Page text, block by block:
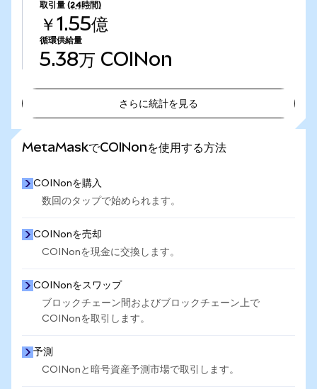
取引量 (24時間)
￥1.55億
循環供給量
5.38万 COINon
さらに統計を見る
MetaMaskでCOINonを使用する方法
COINonを購入
数回のタップで始められます。
COINonを売却
COINonを現金に交換します。
COINonをスワップ
ブロックチェーン間およびブロックチェーン上で
COINonを取引します。
予測
COINonと暗号資産予測市場で取引します。